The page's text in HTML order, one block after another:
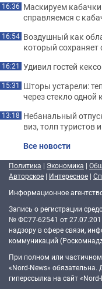
16:36 Маскируем
справляемся с
16:54 Воздушный как
который
16:21 Удивил гостей
15:31 Шторы устарели:
через стекло одной
13:18 Небанальный
виз, толп туристов
Все новости
Политика | Экономика |
Авторское | Интересное |
Информационное
Запись о регистрации
№ ФС77-62541 от
надзору в сфере связи,
коммуникаций
При полном или
«Nord-News» обязательна.
гиперссылка на сайт